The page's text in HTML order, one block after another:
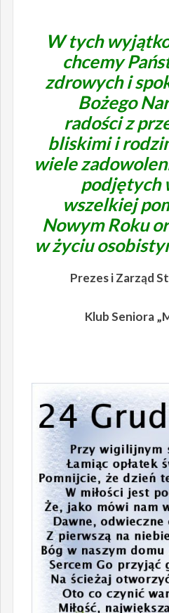
W tych
chcemy
zdrowych i
Bożego
radości z
bliskimi i
wiele
podjętych
wszelkiej
Nowym Roku
w życiu
Prezes i Zarząd
Klub Seniora